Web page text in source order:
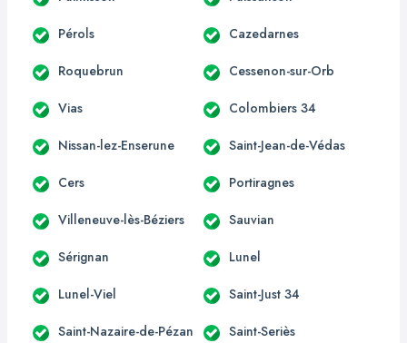
Pérols Cazedarnes
Roquebrun Cessenon-sur-Orb
Vias Colombiers 34
Nissan-lez-Enserune Saint-Jean-de-Védas
Cers Portiragnes
Villeneuve-lès-Béziers Sauvian
Sérignan Lunel
Lunel-Viel Saint-Just 34
Saint-Nazaire-de-Pézan Saint-Seriès